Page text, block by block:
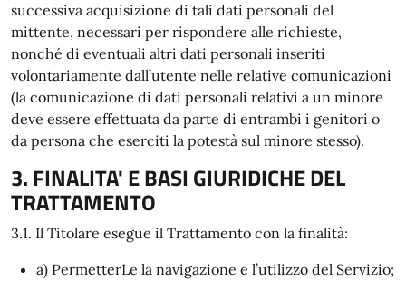
successiva acquisizione di tali dati personali del
mittente, necessari per rispondere alle richieste,
nonché di eventuali altri dati personali inseriti
volontariamente dall’utente nelle relative comunicazioni
(la comunicazione di dati personali relativi a un minore
deve essere effettuata da parte di entrambi i genitori o
da persona che eserciti la potestà sul minore stesso).
3. FINALITA' E BASI GIURIDICHE DEL
TRATTAMENTO
3.1. Il Titolare esegue il Trattamento con la finalità:
a) PermetterLe la navigazione e l’utilizzo del Servizio;